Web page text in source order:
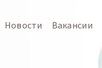
Новости Вакансии